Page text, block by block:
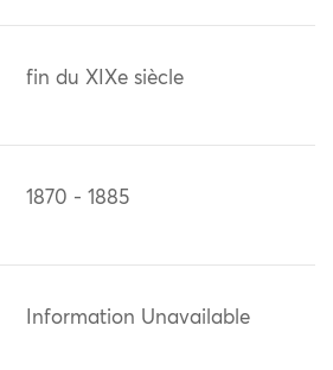
fin du XIXe siècle
1870 - 1885
Information Unavailable